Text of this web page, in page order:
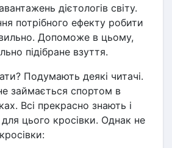
дієтологів світу.
потрібного ефекту робити
Допоможе в цьому,
підібране взуття.
Подумають деякі читачі.
займається спортом в
Всі прекрасно знають і
цього кросівки. Однак не